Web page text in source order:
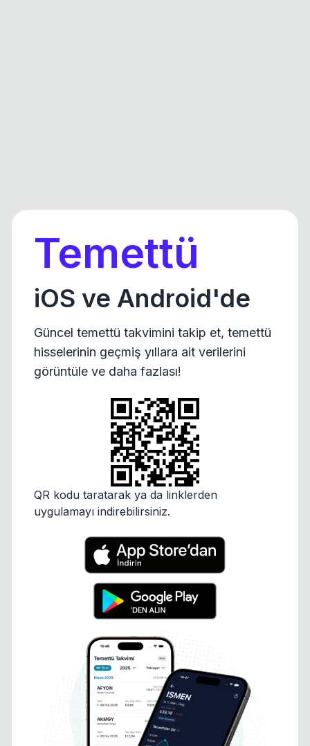
Temettü
iOS ve Android'de
Güncel temettü takvimini takip et, temettü
hisselerinin geçmiş yıllara ait verilerini
görüntüle ve daha fazlası!
QR kodu taratarak ya da linklerden
uygulamayı indirebilirsiniz.